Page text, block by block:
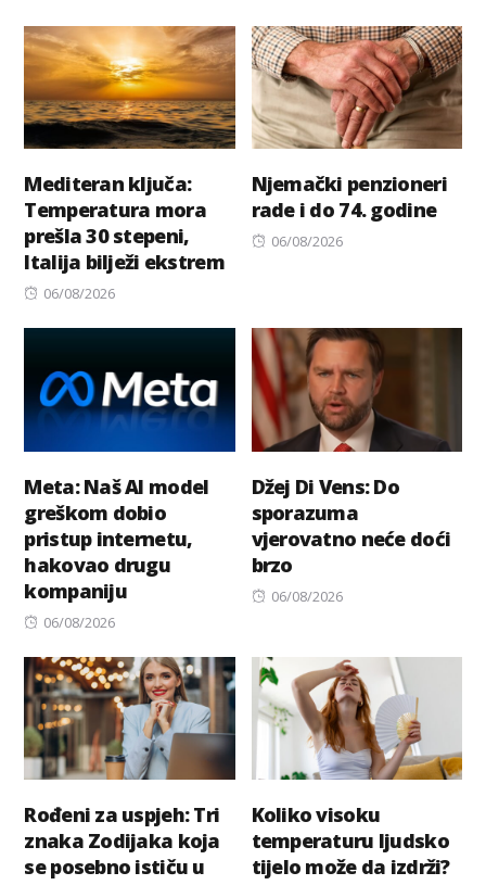
Mediteran ključa:
Temperatura mora
prešla 30 stepeni,
Italija bilježi ekstrem
Posted
06/08/2026
Njemački penzioneri
rade i do 74. godine
Posted
06/08/2026
Meta: Naš AI model
greškom dobio
pristup internetu,
hakovao drugu
kompaniju
Posted
06/08/2026
Džej Di Vens: Do
sporazuma
vjerovatno neće doći
brzo
Posted
06/08/2026
Rođeni za uspjeh: Tri
znaka Zodijaka koja
se posebno ističu u
Koliko visoku
temperaturu ljudsko
tijelo može da izdrži?